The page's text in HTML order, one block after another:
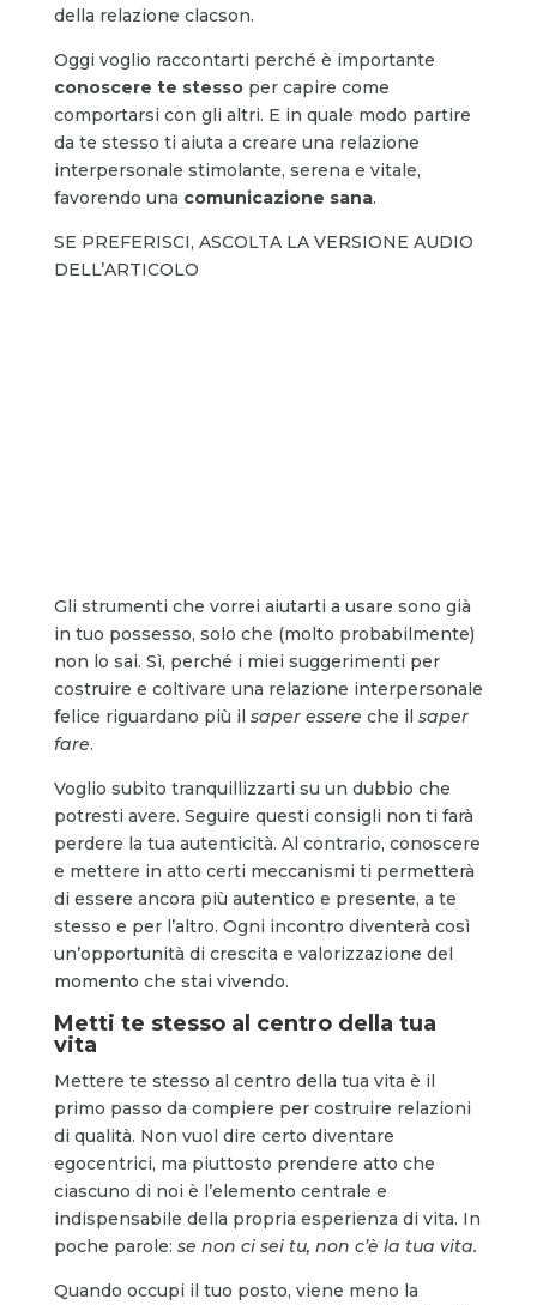
della relazione clacson.
Oggi voglio raccontarti perché è importante
conoscere te stessoper capire come
comportarsi con gli altri. E in quale modo partire
da te stesso ti aiuta a creare una relazione
interpersonale stimolante, serena e vitale,
favorendo una comunicazione sana.
SE PREFERISCI, ASCOLTA LA VERSIONE AUDIO
DELL’ARTICOLO
Gli strumenti che vorrei aiutarti a usare sono già
in tuo possesso, solo che (molto probabilmente)
non lo sai. Sì, perché i miei suggerimenti per
costruire e coltivare una relazione interpersonale
felice riguardano più il saper essere che il saper
fare.
Voglio subito tranquillizzarti su un dubbio che
potresti avere. Seguire questi consigli non ti farà
perdere la tua autenticità. Al contrario, conoscere
e mettere in atto certi meccanismi ti permetterà
di essere ancora più autentico e presente, a te
stesso e per l’altro. Ogni incontro diventerà così
un’opportunità di crescita e valorizzazione del
momento che stai vivendo.
Metti te stesso al centro della tua
vita
Mettere te stesso al centro della tua vita è il
primo passo da compiere per costruire relazioni
di qualità. Non vuol dire certo diventare
egocentrici, ma piuttosto prendere atto che
ciascuno di noi è l’elemento centrale e
indispensabile della propria esperienza di vita. In
poche parole: se non ci sei tu, non c’è la tua vita.
Quando occupi il tuo posto, viene meno la